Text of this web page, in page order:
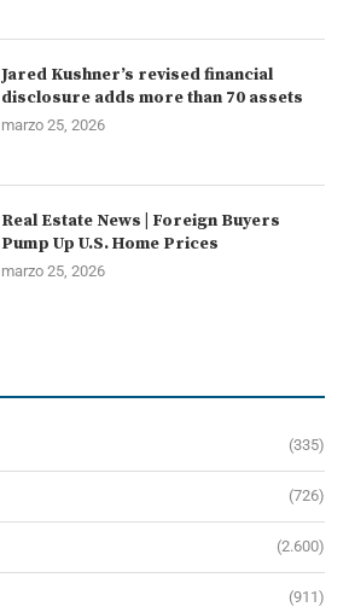
Jared Kushner’s revised financial
disclosure adds more than 70 assets
marzo 25, 2026
Real Estate News | Foreign Buyers
Pump Up U.S. Home Prices
marzo 25, 2026
(335)
(726)
(2.600)
(911)